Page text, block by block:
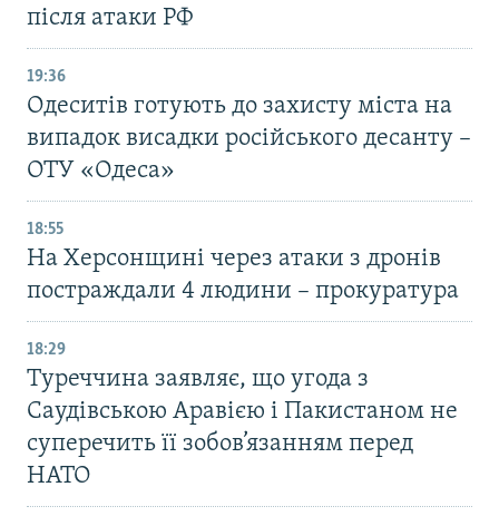
після атаки РФ
19:36
Одеситів готують до захисту міста на
випадок висадки російського десанту –
ОТУ «Одеса»
18:55
На Херсонщині через атаки з дронів
постраждали 4 людини – прокуратура
18:29
Туреччина заявляє, що угода з
Саудівською Аравією і Пакистаном не
суперечить її зобов’язанням перед
НАТО